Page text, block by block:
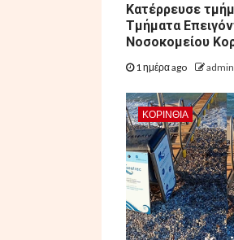
Kατέρρευσε
Τμήματα
Νοσοκομείου
1 ημέρα ago admin
ΚΟΡΙΝΘΊΑ